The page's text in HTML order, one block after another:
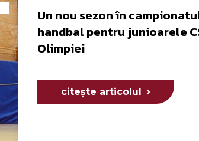
Un nou sezon în
handbal pentru junioarele
Olimpiei
citește articolul